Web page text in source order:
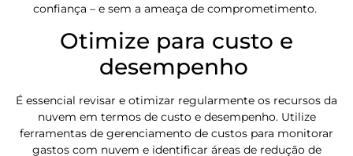
confiança – e sem a ameaça de comprometimento.
Otimize para custo e
desempenho
É essencial revisar e otimizar regularmente os recursos da
nuvem em termos de custo e desempenho. Utilize
ferramentas de gerenciamento de custos para monitorar
gastos com nuvem e identificar áreas de redução de